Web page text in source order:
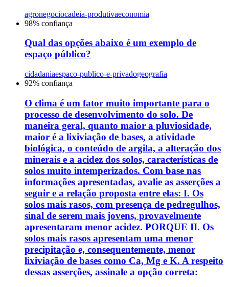
agronegociocadeia-produtivaeconomia
98% confiança
Qual das opções abaixo é um exemplo de
espaço público?
cidadaniaespaco-publico-e-privadogeografia
92% confiança
O clima é um fator muito importante para o
processo de desenvolvimento do solo. De
maneira geral, quanto maior a pluviosidade,
maior é a lixiviação de bases, a atividade
biológica, o conteúdo de argila, a alteração dos
minerais e a acidez dos solos, características de
solos muito intemperizados. Com base nas
informações apresentadas, avalie as asserções a
seguir e a relação proposta entre elas: I. Os
solos mais rasos, com presença de pedregulhos,
sinal de serem mais jovens, provavelmente
apresentaram menor acidez. PORQUE II. Os
solos mais rasos apresentam uma menor
precipitação e, consequentemente, menor
lixiviação de bases como Ca, Mg e K. A respeito
dessas asserções, assinale a opção correta: